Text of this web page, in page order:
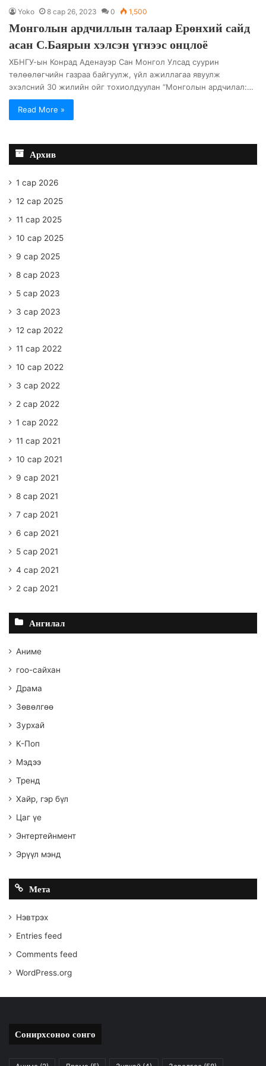
Yoko 8 сар 26, 2023 0 1,500
Монголын ардчиллын талаар Ерөнхий сайд
асан С.Баярын хэлсэн үгнээс онцлоё
XБНГУ-ын Конрад Аденауэр Сан Монгол Улсад суурин
төлөөлөгчийн газраа байгуулж, үйл ажиллагаа явуулж
эхэлсний 30 жилийн ойг тохиолдуулан “Монголын ардчилал:…
Read More »
Архив
1 сар 2026
12 сар 2025
11 сар 2025
10 сар 2025
9 сар 2025
8 сар 2023
5 сар 2023
3 сар 2023
12 сар 2022
11 сар 2022
10 сар 2022
3 сар 2022
2 сар 2022
1 сар 2022
11 сар 2021
10 сар 2021
9 сар 2021
8 сар 2021
7 сар 2021
6 сар 2021
5 сар 2021
4 сар 2021
2 сар 2021
Ангилал
Аниме
гоо-сайхан
Драма
Зөвөлгөө
Зурхай
К-Поп
Мэдээ
Тренд
Хайр, гэр бүл
Цаг үе
Энтертейнмент
Эрүүл мэнд
Мета
Нэвтрэх
Entries feed
Comments feed
WordPress.org
Сонирхсоноо сонго